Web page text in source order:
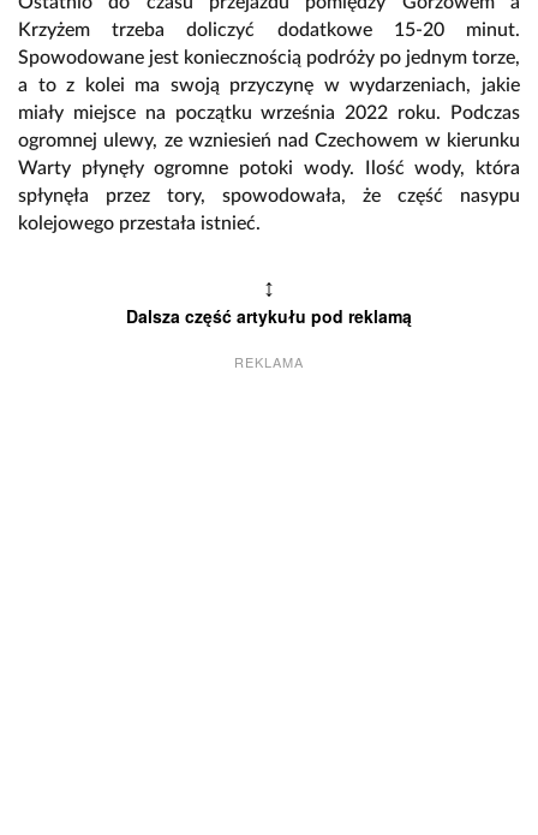
Krzyżem trzeba doliczyć dodatkowe 15-20 minut.
Spowodowane jest koniecznością podróży po jednym torze,
a to z kolei ma swoją przyczynę w wydarzeniach, jakie
miały miejsce na początku września 2022 roku. Podczas
ogromnej ulewy, ze wzniesień nad Czechowem w kierunku
Warty płynęły ogromne potoki wody. Ilość wody, która
spłynęła przez tory, spowodowała, że część nasypu
kolejowego przestała istnieć.
↕
Dalsza część artykułu pod reklamą
REKLAMA